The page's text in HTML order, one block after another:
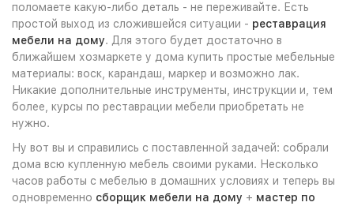
поломаете какую-либо деталь - не переживайте. Есть
простой выход из сложившейся ситуации - реставрация
мебели на дому. Для этого будет достаточно в
ближайшем хозмаркете у дома купить простые мебельные
материалы: воск, карандаш, маркер и возможно лак.
Никакие дополнительные инструменты, инструкции и, тем
более, курсы по реставрации мебели приобретать не
нужно.
Ну вот вы и справились с поставленной задачей: собрали
дома всю купленную мебель своими руками. Несколько
часов работы с мебелью в домашних условиях и теперь вы
одновременно сборщик мебели на дому + мастер по